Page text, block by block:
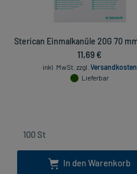
Sterican Einmalkanüle 20G 70
11,69 €
inkl. MwSt. zzgl. Versandkosten
Lieferbar
In den Warenkorb